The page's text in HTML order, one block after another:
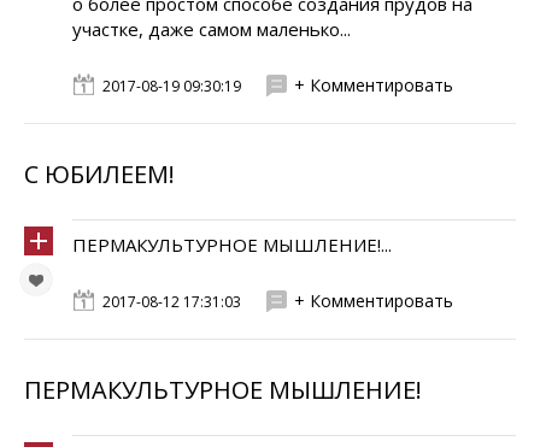
участке, даже самом маленько...
2017-08-19 09:30:19 + Комментировать
С ЮБИЛЕЕМ!
ПЕРМАКУЛЬТУРНОЕ МЫШЛЕНИЕ!...
2017-08-12 17:31:03 + Комментировать
ПЕРМАКУЛЬТУРНОЕ МЫШЛЕНИЕ!